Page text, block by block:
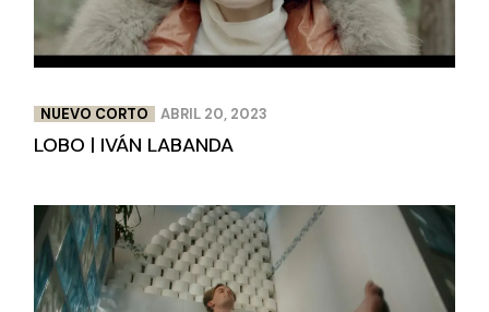
NUEVO CORTO ABRIL 20, 2023
LOBO | IVÁN LABANDA